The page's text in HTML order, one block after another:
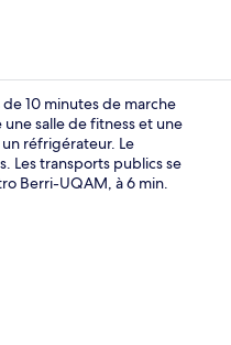
Chambre
10 minutes de marche
salle de fitness et une
réfrigérateur. Le
Les transports publics se
Berri-UQAM, à 6 min.